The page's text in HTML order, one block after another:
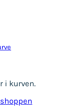
i kurven.